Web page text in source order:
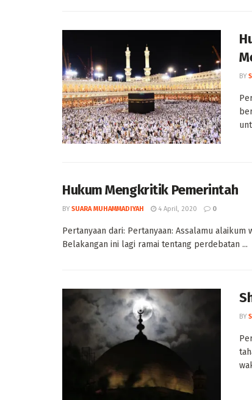
BY
Hukum Mengkritik Pemerintah
BY SUARA MUHAMMADIYAH 4 April, 2020 0
Pertanyaan dari: Pertanyaan: Assalamu alaikum
Belakangan ini lagi ramai tentang perdebatan ...
BY